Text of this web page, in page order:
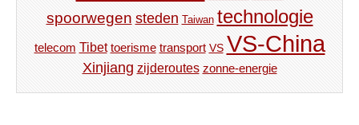
spoorwegen steden Taiwan technologie
telecom Tibet toerisme transport VS VS-China
Xinjiang zijderoutes zonne-energie